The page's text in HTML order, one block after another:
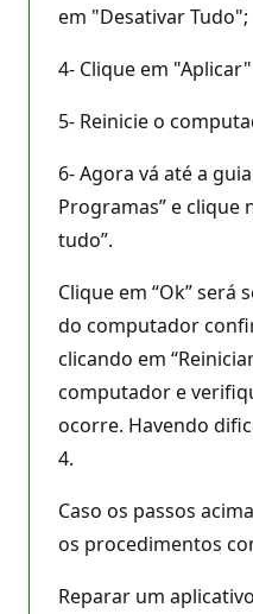
em "Desativar Tudo";
4- Clique em
5- Reinicie o
6- Agora vá até a
Programas” e clique
tudo”.
Clique em “Ok” será
do computador
clicando em
computador e
ocorre. Havendo
4.
Caso os passos
os procedimentos
Reparar um